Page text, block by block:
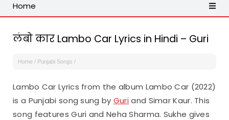
Malayalam,
English,
Songs
Home
लंबो कार Lambo Car Lyrics in Hindi – Guri
Home / Punjabi Songs /
Lambo Car Lyrics from the album Lambo Car (2022)
is a Punjabi song sung by Guriand Simar Kaur. This
song features Guri and Neha Sharma. Sukhe gives